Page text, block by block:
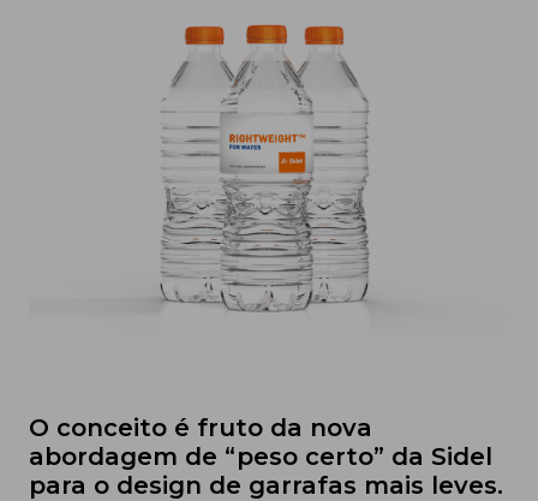
O conceito é fruto da nova
abordagem de “peso certo” da Sidel
para o design de garrafas mais leves.